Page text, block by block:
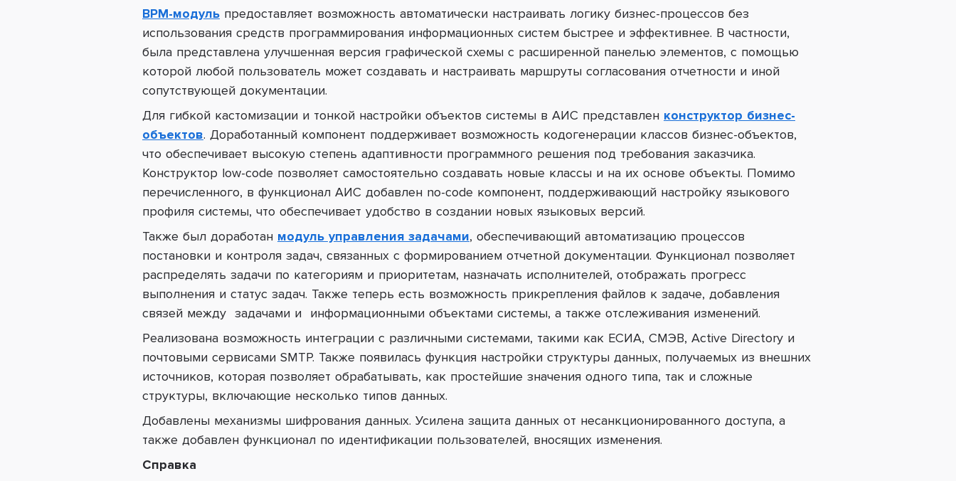
BPM-модуль предоставляет возможность автоматически настраивать логику бизнес-процессов без
использования средств программирования информационных систем быстрее и эффективнее. В частности,
была представлена улучшенная версия графической схемы с расширенной панелью элементов, с помощью
которой любой пользователь может создавать и настраивать маршруты согласования отчетности и иной
сопутствующей документации.
Для гибкой кастомизации и тонкой настройки объектов системы в АИС представлен конструктор бизнес-
объектов. Доработанный компонент поддерживает возможность кодогенерации классов бизнес-объектов,
что обеспечивает высокую степень адаптивности программного решения под требования заказчика.
Конструктор low-code позволяет самостоятельно создавать новые классы и на их основе объекты. Помимо
перечисленного, в функционал АИС добавлен no-code компонент, поддерживающий настройку языкового
профиля системы, что обеспечивает удобство в создании новых языковых версий.
Также был доработан модуль управления задачами, обеспечивающий автоматизацию процессов
постановки и контроля задач, связанных с формированием отчетной документации. Функционал позволяет
распределять задачи по категориям и приоритетам, назначать исполнителей, отображать прогресс
выполнения и статус задач. Также теперь есть возможность прикрепления файлов к задаче, добавления
связей между задачами и информационными объектами системы, а также отслеживания изменений.
Реализована возможность интеграции с различными системами, такими как ЕСИА, СМЭВ, Active Directory и
почтовыми сервисами SMTP. Также появилась функция настройки структуры данных, получаемых из внешних
источников, которая позволяет обрабатывать, как простейшие значения одного типа, так и сложные
структуры, включающие несколько типов данных.
Добавлены механизмы шифрования данных. Усилена защита данных от несанкционированного доступа, а
также добавлен функционал по идентификации пользователей, вносящих изменения.
Справка